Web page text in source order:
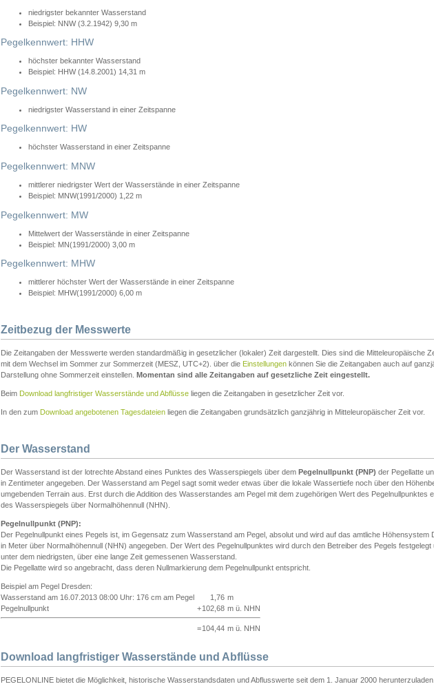
niedrigster bekannter Wasserstand
Beispiel: NNW (3.2.1942) 9,30 m
Pegelkennwert: HHW
höchster bekannter Wasserstand
Beispiel: HHW (14.8.2001) 14,31 m
Pegelkennwert: NW
niedrigster Wasserstand in einer Zeitspanne
Pegelkennwert: HW
höchster Wasserstand in einer Zeitspanne
Pegelkennwert: MNW
mittlerer niedrigster Wert der Wasserstände in einer Zeitspanne
Beispiel: MNW(1991/2000) 1,22 m
Pegelkennwert: MW
Mittelwert der Wasserstände in einer Zeitspanne
Beispiel: MN(1991/2000) 3,00 m
Pegelkennwert: MHW
mittlerer höchster Wert der Wasserstände in einer Zeitspanne
Beispiel: MHW(1991/2000) 6,00 m
Zeitbezug der Messwerte
Die Zeitangaben der Messwerte werden standardmäßig in gesetzlicher (lokaler) Zeit dargestellt. Dies sind die Mitteleuropäische
mit dem Wechsel im Sommer zur Sommerzeit (MESZ, UTC+2). über die Einstellungen können Sie die Zeitangaben auch auf
Darstellung ohne Sommerzeit einstellen. Momentan sind alle Zeitangaben auf gesetzliche Zeit eingestellt.
Beim Download langfristiger Wasserstände und Abflüsse liegen die Zeitangaben in gesetzlicher Zeit vor.
In den zum Download angebotenen Tagesdateien liegen die Zeitangaben grundsätzlich ganzjährig in Mitteleuropäischer Zeit vor.
Der Wasserstand
Der Wasserstand ist der lotrechte Abstand eines Punktes des Wasserspiegels über dem Pegelnullpunkt (PNP) der Pegellatte
in Zentimeter angegeben. Der Wasserstand am Pegel sagt somit weder etwas über die lokale Wassertiefe noch über den
umgebenden Terrain aus. Erst durch die Addition des Wasserstandes am Pegel mit dem zugehörigen Wert des Pegelnullpunktes
des Wasserspiegels über Normalhöhennull (NHN).
Pegelnullpunkt (PNP):
Der Pegelnullpunkt eines Pegels ist, im Gegensatz zum Wasserstand am Pegel, absolut und wird auf das amtliche Höhensystem
in Meter über Normalhöhennull (NHN) angegeben. Der Wert des Pegelnullpunktes wird durch den Betreiber des Pegels festgelegt
unter dem niedrigsten, über eine lange Zeit gemessenen Wasserstand.
Die Pegellatte wird so angebracht, dass deren Nullmarkierung dem Pegelnullpunkt entspricht.
Beispiel am Pegel Dresden:
Wasserstand am 16.07.2013 08:00 Uhr: 176 cm am Pegel
1,76 m
Pegelnullpunkt
+102,68 m ü. NHN
=104,44 m ü. NHN
Download langfristiger Wasserstände und Abflüsse
PEGELONLINE bietet die Möglichkeit, historische Wasserstandsdaten und Abflusswerte seit dem 1. Januar 2000 herunterzuladen.